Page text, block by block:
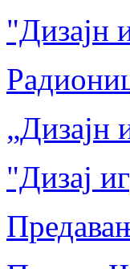
"Дизајн
„Дизајн
"Дизај